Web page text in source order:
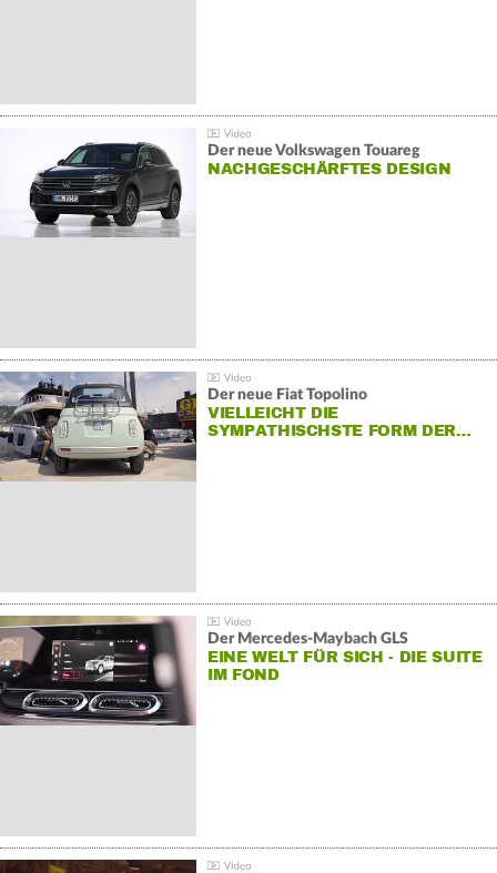
Der neue Volkswagen Touareg
NACHGESCHÄRFTES DESIGN
Der neue Fiat Topolino
VIELLEICHT DIE
SYMPATHISCHSTE FORM DER…
Der Mercedes‑Maybach GLS
EINE WELT FÜR SICH - DIE SUITE
IM FOND